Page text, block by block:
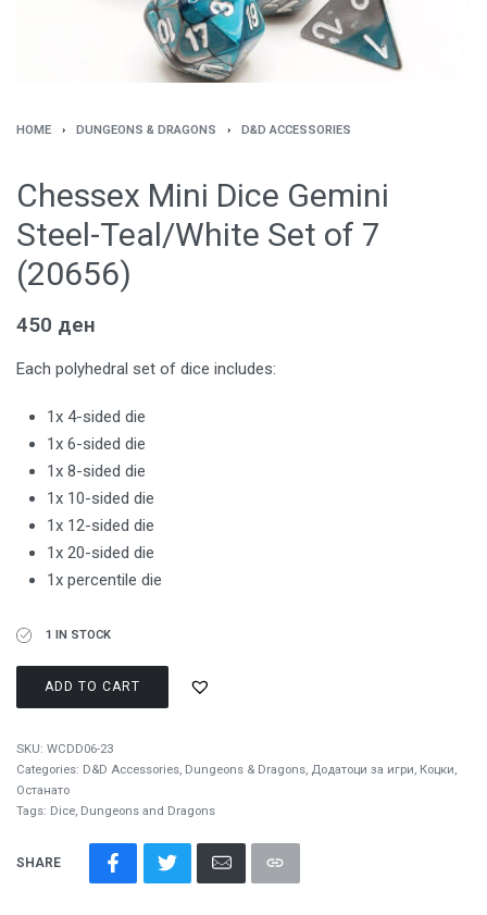
HOME › DUNGEONS & DRAGONS › D&D ACCESSORIES
Chessex Mini Dice Gemini
Steel-Teal/White Set of 7
(20656)
450 ден
Each polyhedral set of dice includes:
1x 4-sided die
1x 6-sided die
1x 8-sided die
1x 10-sided die
1x 12-sided die
1x 20-sided die
1x percentile die
1 IN STOCK
ADD TO CART
SKU: WCDD06-23
Categories: D&D Accessories, Dungeons & Dragons, Додатоци за игри, Коцки,
Останато
Tags: Dice, Dungeons and Dragons
SHARE